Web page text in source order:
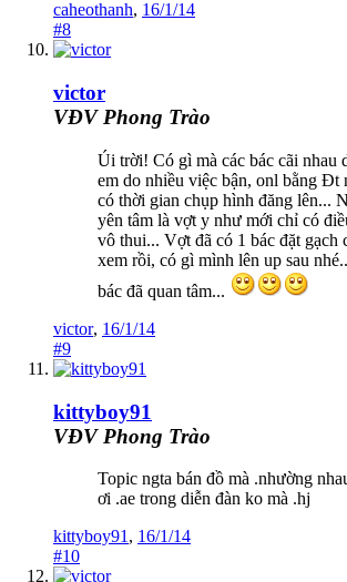
caheothanh, 16/1/14
#8
victor
VĐV Phong Trào
Úi trời! Có gì mà các bác cãi nhau
em do nhiều việc bận, onl bằng Đt
có thời gian chụp hình đăng lên...
yên tâm là vợt y như mới chỉ có
vô thui... Vợt đã có 1 bác đặt gạch
xem rồi, có gì mình lên up sau
bác đã quan tâm...
victor, 16/1/14
#9
kittyboy91
VĐV Phong Trào
Topic ngta bán đồ mà .nhường
ơi .ae trong diễn đàn ko mà .hj
kittyboy91 , 16/1/14
#10